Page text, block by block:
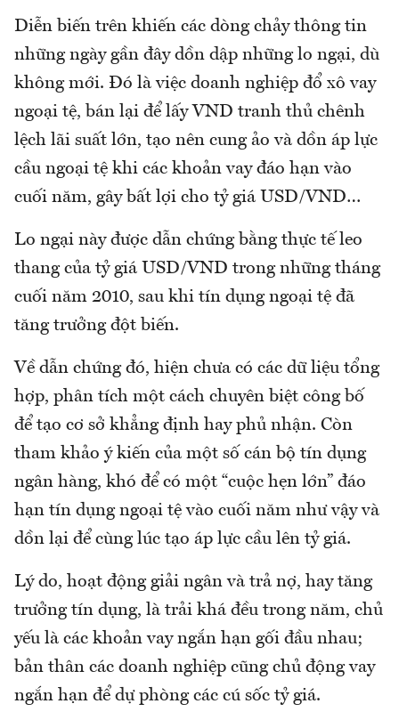
Diễn biến trên khiến các dòng chảy thông tin
những ngày gần đây dồn dập những lo ngại, dù
không mới. Đó là việc doanh nghiệp đổ xô vay
ngoại tệ, bán lại để lấy VND tranh thủ chênh
lệch lãi suất lớn, tạo nên cung ảo và dồn áp lực
cầu ngoại tệ khi các khoản vay đáo hạn vào
cuối năm, gây bất lợi cho tỷ giá USD/VND…
Lo ngại này được dẫn chứng bằng thực tế leo
thang của tỷ giá USD/VND trong những tháng
cuối năm 2010, sau khi tín dụng ngoại tệ đã
tăng trưởng đột biến.
Về dẫn chứng đó, hiện chưa có các dữ liệu tổng
hợp, phân tích một cách chuyên biệt công bố
để tạo cơ sở khẳng định hay phủ nhận. Còn
tham khảo ý kiến của một số cán bộ tín dụng
ngân hàng, khó để có một “cuộc hẹn lớn” đáo
hạn tín dụng ngoại tệ vào cuối năm như vậy và
dồn lại để cùng lúc tạo áp lực cầu lên tỷ giá.
Lý do, hoạt động giải ngân và trả nợ, hay tăng
trưởng tín dụng, là trải khá đều trong năm, chủ
yếu là các khoản vay ngắn hạn gối đầu nhau;
bản thân các doanh nghiệp cũng chủ động vay
ngắn hạn để dự phòng các cú sốc tỷ giá.